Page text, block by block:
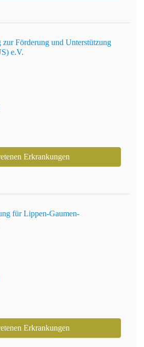
Förderung und Unterstützung
e.V.
Erkrankungen
für Lippen-Gaumen-
Erkrankungen